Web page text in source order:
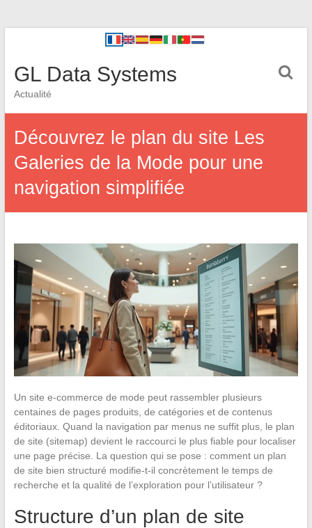
GL Data Systems
Actualité
Découvrez le plan du site Les
Galeries de la Mode pour une
navigation simplifiée
Un site e-commerce de mode peut rassembler plusieurs
centaines de pages produits, de catégories et de contenus
éditoriaux. Quand la navigation par menus ne suffit plus, le plan
de site (sitemap) devient le raccourci le plus fiable pour localiser
une page précise. La question qui se pose : comment un plan
de site bien structuré modifie-t-il concrètement le temps de
recherche et la qualité de l’exploration pour l’utilisateur ?
Structure d’un plan de site